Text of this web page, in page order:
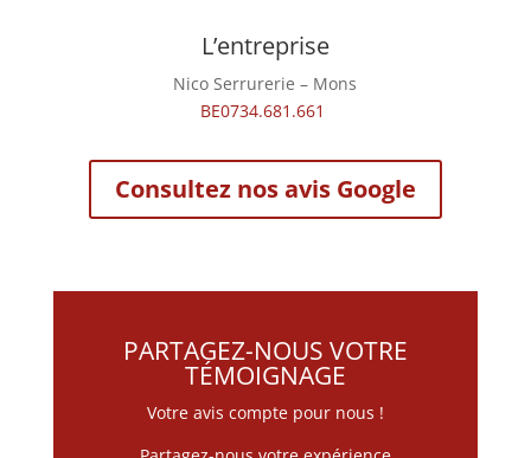
L’entreprise
Nico Serrurerie – Mons
BE0734.681.661
Consultez nos avis Google
PARTAGEZ-NOUS VOTRE
TÉMOIGNAGE
Votre avis compte pour nous !